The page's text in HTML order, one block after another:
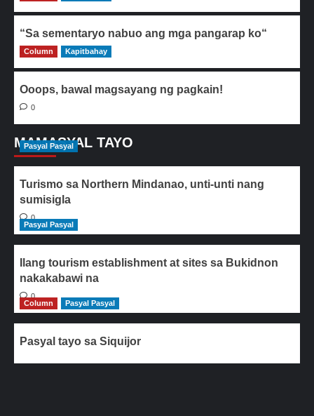
“Sa sementaryo nabuo ang mga pangarap ko“
0
Column Kapitbahay
Ooops, bawal magsayang ng pagkain!
0
MAMASYAL TAYO
Pasyal Pasyal
Turismo sa Northern Mindanao, unti-unti nang
sumisigla
0
Pasyal Pasyal
Ilang tourism establishment at sites sa Bukidnon
nakakabawi na
0
Column
Pasyal Pasyal
Pasyal tayo sa Siquijor